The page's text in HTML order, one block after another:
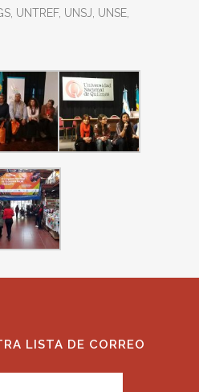
UNTREF, UNSJ, UNSE,
LISTA DE CORREO